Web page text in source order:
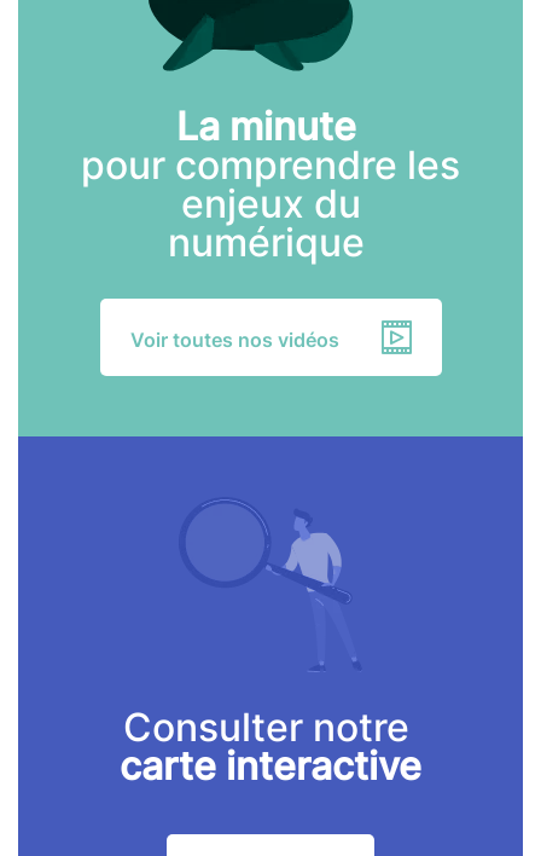
La minute
pour comprendre les
enjeux du
numérique
Voir toutes nos vidéos
Consulter notre
carte interactive